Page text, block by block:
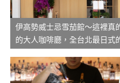
伊高勢威士忌雪茄館～這裡真
的大人咖啡廳，全台北最日式